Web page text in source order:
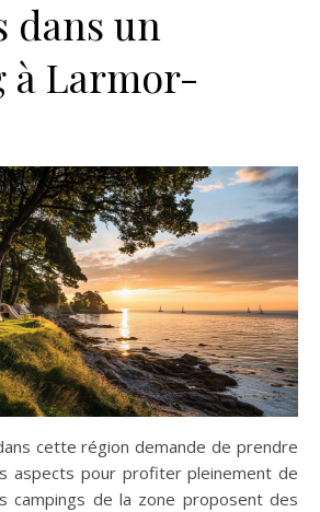
dans un
à Larmor-
cette région demande de prendre
aspects pour profiter pleinement de
campings de la zone proposent des